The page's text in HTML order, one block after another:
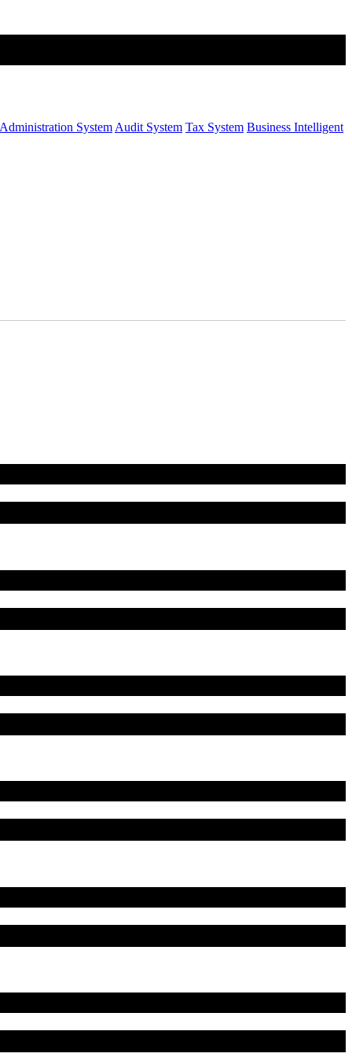
System Audit System Tax System Business Intelligent